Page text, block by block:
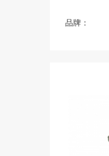
品牌：